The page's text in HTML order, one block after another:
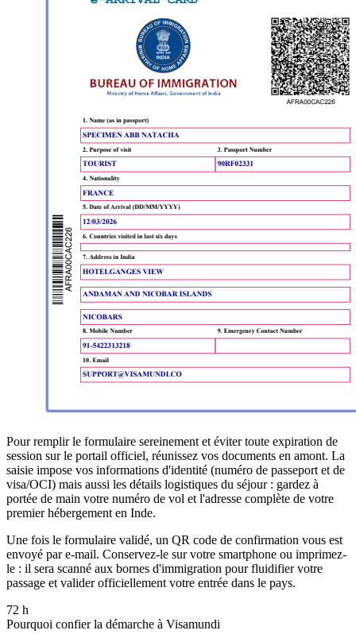
Pour remplir le formulaire sereinement et éviter toute expiration de
session sur le portail officiel, réunissez vos documents en amont. La
saisie impose vos informations d'identité (numéro de passeport et de
visa/OCI) mais aussi les détails logistiques du séjour : gardez à
portée de main votre numéro de vol et l'adresse complète de votre
premier hébergement en Inde.
Une fois le formulaire validé, un QR code de confirmation vous est
envoyé par e-mail. Conservez-le sur votre smartphone ou imprimez-
le : il sera scanné aux bornes d'immigration pour fluidifier votre
passage et valider officiellement votre entrée dans le pays.
72 h
Pourquoi confier la démarche à Visamundi